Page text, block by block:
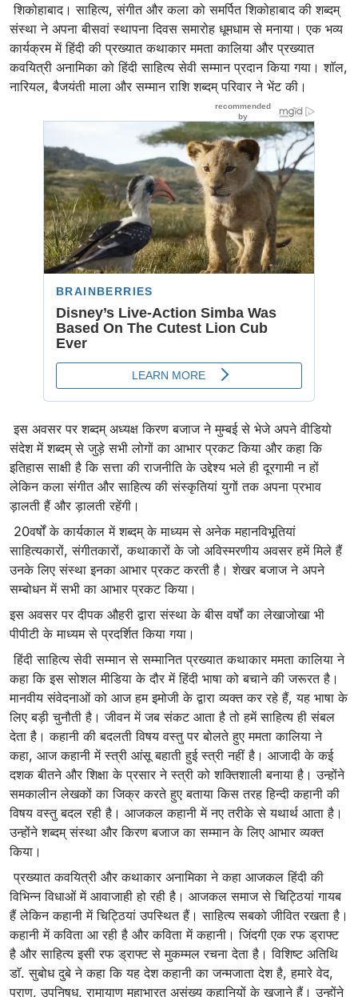
शिकोहाबाद। साहित्य, संगीत और कला को समर्पित शिकोहाबाद की शब्दम्
संस्था ने अपना बीसवां स्थापना दिवस समारोह धूमधाम से मनाया। एक भव्य
कार्यक्रम में हिंदी की प्रख्यात कथाकार ममता कालिया और प्रख्यात
कवयित्री अनामिका को हिंदी साहित्य सेवी सम्मान प्रदान किया गया। शाॅल,
नारियल, बैजयंती माला और सम्मान राशि शब्दम् परिवार ने भेंट की।
इस अवसर पर शब्दम् अध्यक्ष किरण बजाज ने मुम्बई से भेजे अपने वीडियो
संदेश में शब्दम् से जुड़े सभी लोगों का आभार प्रकट किया और कहा कि
इतिहास साक्षी है कि सत्ता की राजनीति के उद्देश्य भले ही दूरगामी न हों
लेकिन कला संगीत और साहित्य की संस्कृतियां युगों तक अपना प्रभाव
ड़ालती हैं और ड़ालती रहेंगी।
20वर्षों के कार्यकाल में शब्दम् के माध्यम से अनेक महानविभूतियां
साहित्यकारों, संगीतकारों, कथाकारों के जो अविस्मरणीय अवसर हमें मिले हैं
उनके लिए संस्था इनका आभार प्रकट करती है। शेखर बजाज ने अपने
सम्बोधन में सभी का आभार प्रकट किया।
इस अवसर पर दीपक औहरी द्वारा संस्था के बीस वर्षों का लेखाजोखा भी
पीपीटी के माध्यम से प्रदर्शित किया गया।
हिंदी साहित्य सेवी सम्मान से सम्मानित प्रख्यात कथाकार ममता कालिया ने
कहा कि इस सोशल मीडिया के दौर में हिंदी भाषा को बचाने की जरूरत है।
मानवीय संवेदनाओं को आज हम इमोजी के द्वारा व्यक्त कर रहे हैं, यह भाषा के
लिए बड़ी चुनौती है। जीवन में जब संकट आता है तो हमें साहित्य ही संबल
देता है। कहानी की बदलती विषय वस्तु पर बोलते हुए ममता कालिया ने
कहा, आज कहानी में स्त्री आंसू बहाती हुई स्त्री नहीं है। आजादी के कई
दशक बीतने और शिक्षा के प्रसार ने स्त्री को शक्तिशाली बनाया है। उन्होंने
समकालीन लेखकों का जिक्र करते हुए बताया किस तरह हिन्दी कहानी की
विषय वस्तु बदल रही है। आजकल कहानी में नए तरीके से यथार्थ आता है।
उन्होंने शब्दम् संस्था और किरण बजाज का सम्मान के लिए आभार व्यक्त
किया।
प्रख्यात कवयित्री और कथाकार अनामिका ने कहा आजकल हिंदी की
विभिन्न विधाओं में आवाजाही हो रही है। आजकल समाज से चिट्ठियां गायब
हैं लेकिन कहानी में चिट्ठियां उपस्थित हैं। साहित्य सबको जीवित रखता है।
कहानी में कविता आ रही है और कविता में कहानी। जिंदगी एक रफ ड्राफ्ट
है और साहित्य इसी रफ ड्राफ्ट से मुकम्मल रचना देता है। विशिष्ट अतिथि
डाॅ. सुबोध दुबे ने कहा कि यह देश कहानी का जन्मजाता देश है, हमारे वेद,
पुराण, उपनिषध, रामायाण महाभारत असंख्य कहानियों के खजाने हैं। उन्होंने